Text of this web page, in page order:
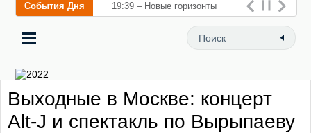
События Дня 19:39 – Новые горизонты
флебологии: в Москве
открылся «Городской центр
заболевани
Выходные в Москве: концерт
Alt-J и спектакль по Вырыпаеву